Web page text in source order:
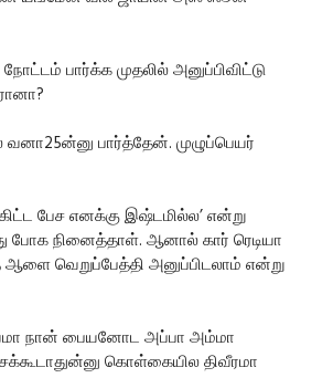
பார்க்க முதலில் அனுப்பிவிட்டு
பார்த்தேன். முழுப்பெயர்
பேச எனக்கு இஷ்டமில்ல’ என்று
போக நினைத்தாள். ஆனால் கார் ரெடியா
ஆளை வெறுப்பேத்தி அனுப்பிடலாம் என்று
நான் பையனோட அப்பா அம்மா
கொள்கையில திவீரமா